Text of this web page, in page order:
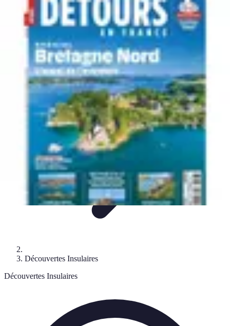
Itinéraires Insolites
Road Trip
TransportDestinationsRandonnéeTendances
Itinéraires Insolites
Découvertes Insulaires
Découvertes Insulaires